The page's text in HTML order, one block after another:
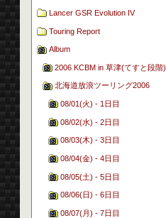
Lancer GSR Evolution IV
Touring Report
Album
2006 KCBM in 草津(てすと段階)
北海道放浪ツーリング2006
08/01(火) - 1日目
08/02(水) - 2日目
08/03(木) - 3日目
08/04(金) - 4日目
08/05(土) - 5日目
08/06(日) - 6日目
08/07(月) - 7日目